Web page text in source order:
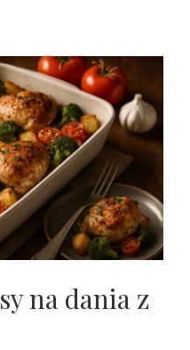
na dania z